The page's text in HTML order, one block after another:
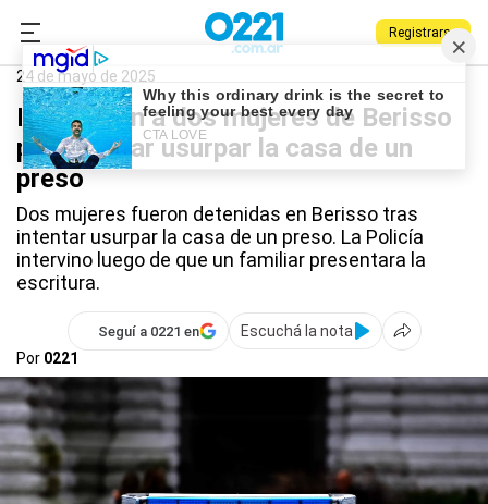
Registrarse
0221.com.ar Policiales
24 de mayo de 2025
Detuvieron a dos mujeres de Berisso
por intentar usurpar la casa de un
preso
Dos mujeres fueron detenidas en Berisso tras
intentar usurpar la casa de un preso. La Policía
intervino luego de que un familiar presentara la
escritura.
Seguí a 0221 en
Escuchá la nota
Por 0221